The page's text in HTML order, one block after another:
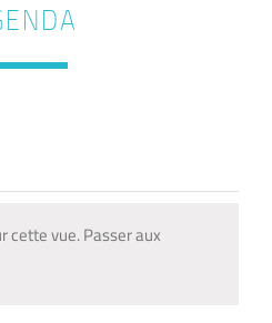
cette vue. Passer aux